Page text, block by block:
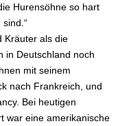
Hurensöhne so hart
Kräuter als die
in Deutschland noch
mit seinem
nach Frankreich, und
Bei heutigen
war eine amerikanische